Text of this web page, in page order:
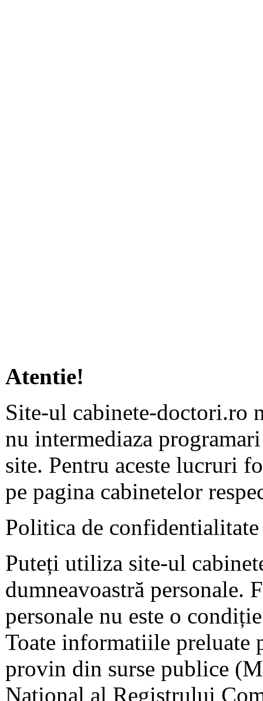
Atentie!
Site-ul cabinete-doctori.ro
nu intermediaza
site. Pentru aceste lucruri
pe pagina cabinetelor
Politica de confidentialitate
Puteți utiliza site-ul
dumneavoastră personale.
personale nu este o
Toate informatiile preluate
provin din surse publice
National al Registrului